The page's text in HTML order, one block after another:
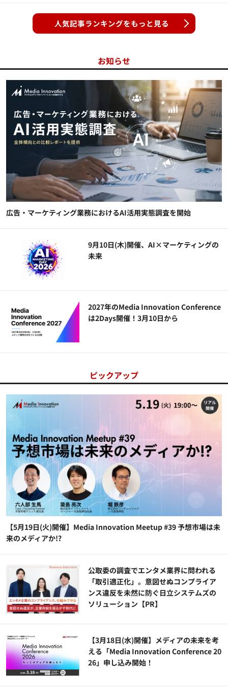
人気記事ランキングをもっと見る
お知らせ
広告・マーケティング業務におけるAI活用実態調査を開始
9月10日(木)開催、AI×マーケティングの
未来
2027年のMedia Innovation Conference
は2Days開催！3月10日から
ピックアップ
【5月19日(火)開催】Media Innovation Meetup #39 予想市場は未
来のメディアか!?
公​​取委の調査でエンタメ業界に問われる
「取引適正化」。意図せぬコンプライア
ンス違反を未然に防ぐ日立システムズの
ソリューション​【PR】
【3月18日(水)開催】メディアの未来を考
える「Media Innovation Conference 20
26」申し込み開始！